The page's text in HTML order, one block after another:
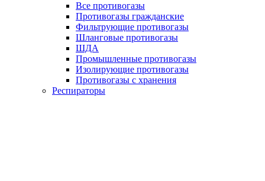
Все противогазы
Противогазы гражданские
Фильтрующие противогазы
Шланговые противогазы
ШДА
Промышленные противогазы
Изолирующие противогазы
Противогазы с хранения
Респираторы